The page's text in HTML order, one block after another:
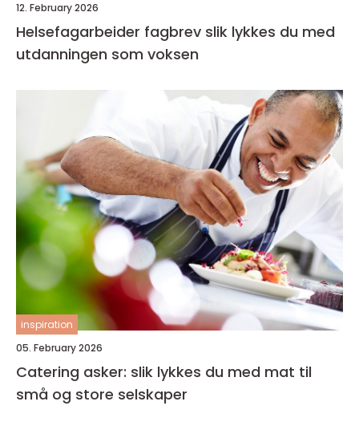
12. February 2026
Helsefagarbeider fagbrev slik lykkes du med
utdanningen som voksen
inspiration
05. February 2026
Catering asker: slik lykkes du med mat til
små og store selskaper